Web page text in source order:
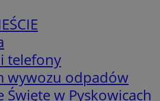
telefony
wywozu odpadów
Święte w Pyskowicach